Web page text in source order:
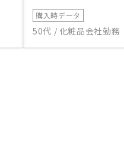
購入時データ
50代 / 化粧品会社勤務